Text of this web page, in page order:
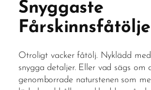
Snyggaste
Otroligt vacker fåtölj. Nyklädd
snygga detaljer. Eller vad sägs om
genomborrade naturstenen som